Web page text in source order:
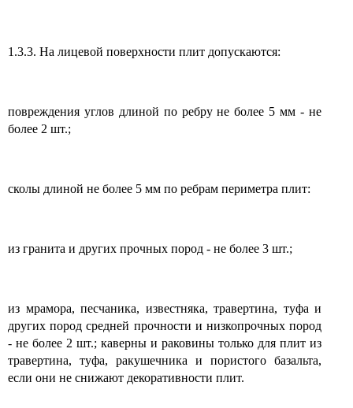
1.3.3. На лицевой поверхности плит допускаются:
повреждения углов длиной по ребру не более 5 мм - не
более 2 шт.;
сколы длиной не более 5 мм по ребрам периметра плит:
из гранита и других прочных пород - не более 3 шт.;
из мрамора, песчаника, известняка, травертина, туфа и
других пород средней прочности и низкопрочных пород
- не более 2 шт.; каверны и раковины только для плит из
травертина, туфа, ракушечника и пористого базальта,
если они не снижают декоративности плит.